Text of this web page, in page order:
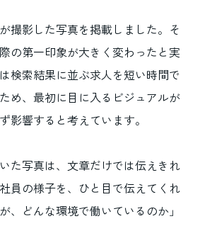
撮影した写真を掲載しました。そ
の第一印象が大きく変わったと実
検索結果に並ぶ求人を短い時間で
め、最初に目に入るビジュアルが
影響すると考えています。
た写真は、文章だけでは伝えきれ
員の様子を、ひと目で伝えてくれ
、どんな環境で働いているのか」